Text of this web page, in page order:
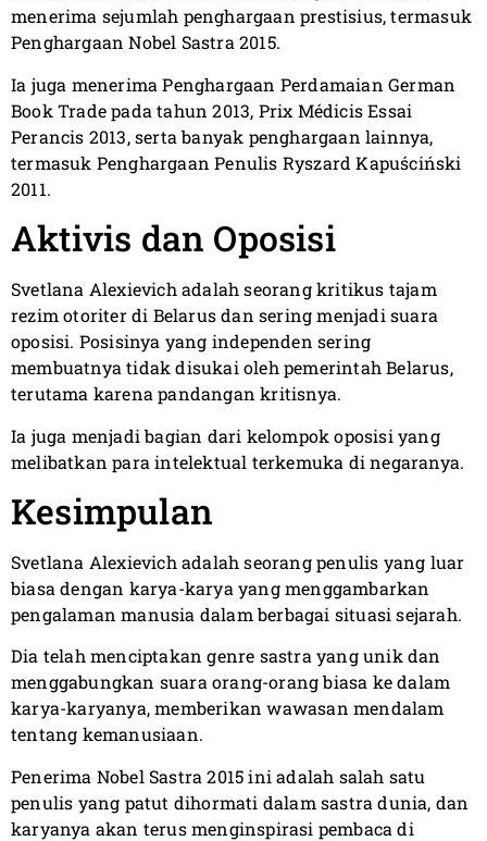
menerima sejumlah penghargaan prestisius, termasuk
Penghargaan Nobel Sastra 2015.
Ia juga menerima Penghargaan Perdamaian German
Book Trade pada tahun 2013, Prix Médicis Essai
Perancis 2013, serta banyak penghargaan lainnya,
termasuk Penghargaan Penulis Ryszard Kapuściński
2011.
Aktivis dan Oposisi
Svetlana Alexievich adalah seorang kritikus tajam
rezim otoriter di Belarus dan sering menjadi suara
oposisi. Posisinya yang independen sering
membuatnya tidak disukai oleh pemerintah Belarus,
terutama karena pandangan kritisnya.
Ia juga menjadi bagian dari kelompok oposisi yang
melibatkan para intelektual terkemuka di negaranya.
Kesimpulan
Svetlana Alexievich adalah seorang penulis yang luar
biasa dengan karya-karya yang menggambarkan
pengalaman manusia dalam berbagai situasi sejarah.
Dia telah menciptakan genre sastra yang unik dan
menggabungkan suara orang-orang biasa ke dalam
karya-karyanya, memberikan wawasan mendalam
tentang kemanusiaan.
Penerima Nobel Sastra 2015 ini adalah salah satu
penulis yang patut dihormati dalam sastra dunia, dan
karyanya akan terus menginspirasi pembaca di